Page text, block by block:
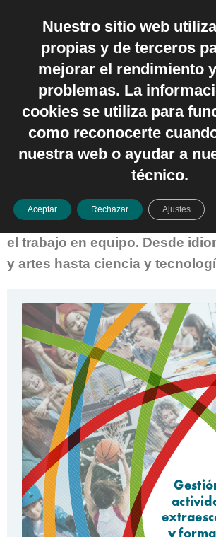
abril 1, 2025
¡Tenemos nuevo
Te invitamos a echar un
nuestro nuevo catálogo de
Hemos diseñado una variedad
que fomentan el aprendizaje, la
el trabajo en equipo. Desde
y artes hasta ciencia y
Nuestro sitio web
propias y de terceros
mejorar el rendimiento
problemas. La
cookies se utiliza para
como reconocerte
nuestra web o ayudar a
técnico.
Aceptar Rechazar Ajustes